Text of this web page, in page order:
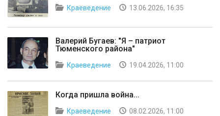
Краеведение 13.06.2026, 16:35
Валерий Бугаев: "Я – патриот
Тюменского района"
Краеведение 19.04.2026, 11:00
Когда пришла война...
Краеведение 08.02.2026, 11:00